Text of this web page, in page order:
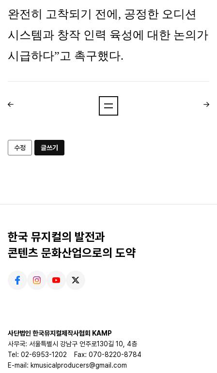
완전히 고착되기 전에, 공정한 오디션
시스템과 창작 인력 육성에 대한 논의가
시급하다”고 촉구했다.
수정 글쓰기
한국 뮤지컬의 발전과
콘텐츠 문화산업으로의 도약
사단법인 한국뮤지컬제작사협회 KAMP
사무국: 서울특별시 강남구 언주로130길 10, 4층
Tel: 02-6953-1202
Fax: 070-8220-8784
E-mail: kmusicalproducers@gmail.com